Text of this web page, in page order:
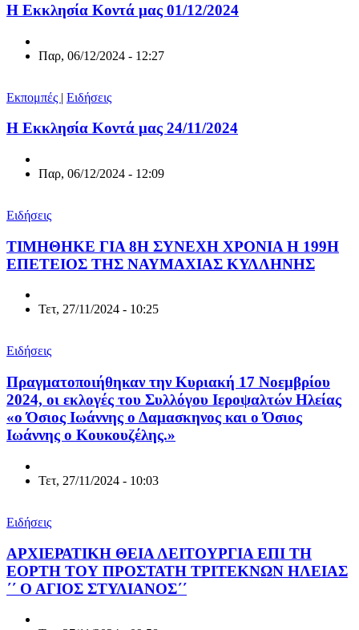
Η Εκκλησία Κοντά μας 01/12/2024
Παρ, 06/12/2024 - 12:27
Εκπομπές | Ειδήσεις
Η Εκκλησία Κοντά μας 24/11/2024
Παρ, 06/12/2024 - 12:09
Ειδήσεις
ΤΙΜΗΘΗΚΕ ΓΙΑ 8Η ΣΥΝΕΧΗ ΧΡΟΝΙΑ Η 199Η
ΕΠΕΤΕΙΟΣ ΤΗΣ ΝΑΥΜΑΧΙΑΣ ΚΥΛΛΗΝΗΣ
Τετ, 27/11/2024 - 10:25
Ειδήσεις
Πραγματοποιήθηκαν την Κυριακή 17 Νοεμβρίου
2024, οι εκλογές του Συλλόγου Ιεροψαλτών Ηλείας
«ο Όσιος Ιωάννης ο Δαμασκηνος και ο Όσιος
Ιωάννης ο Κουκουζέλης.»
Τετ, 27/11/2024 - 10:03
Ειδήσεις
ΑΡΧΙΕΡΑΤΙΚΗ ΘΕΙΑ ΛΕΙΤΟΥΡΓΙΑ ΕΠΙ ΤΗ
ΕΟΡΤΗ ΤΟΥ ΠΡΟΣΤΑΤΗ ΤΡΙΤΕΚΝΩΝ ΗΛΕΙΑΣ
΄΄ Ο ΑΓΙΟΣ ΣΤΥΛΙΑΝΟΣ΄΄